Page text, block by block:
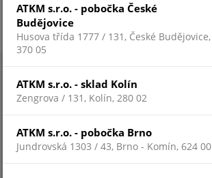
ATKM s.r.o. - pobočka České
Budějovice
Husova třída 1777 / 131, České Budějovice,
370 05
ATKM s.r.o. - sklad Kolín
Zengrova / 131, Kolín, 280 02
ATKM s.r.o. - pobočka Brno
Jundrovská 1303 / 43, Brno - Komín, 624 00